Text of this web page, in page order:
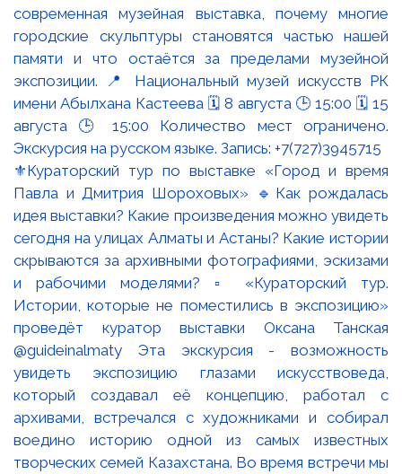
⚜️Кураторский тур по выставке «Город и время
Павла и Дмитрия Шороховых» 🔹Как рождалась
идея выставки? Какие произведения можно увидеть
сегодня на улицах Алматы и Астаны? Какие истории
скрываются за архивными фотографиями, эскизами
и рабочими моделями? ▫️ «Кураторский тур.
Истории, которые не поместились в экспозицию»
проведёт куратор выставки Оксана Танская
@guideinalmaty Эта экскурсия - возможность
увидеть экспозицию глазами искусствоведа,
который создавал её концепцию, работал с
архивами, встречался с художниками и собирал
воедино историю одной из самых известных
творческих семей Казахстана. Во время встречи мы